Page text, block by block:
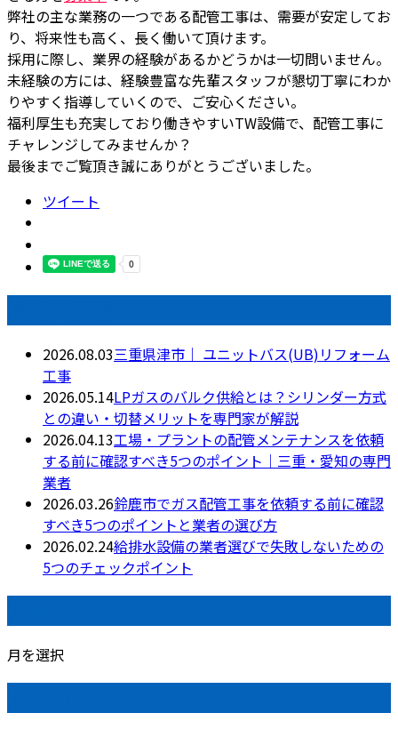
弊社の主な業務の一つである配管工事は、需要が安定してお
り、将来性も高く、長く働いて頂けます。
採用に際し、業界の経験があるかどうかは一切問いません。
未経験の方には、経験豊富な先輩スタッフが懇切丁寧にわか
りやすく指導していくので、ご安心ください。
福利厚生も充実しており働きやすいTW設備で、配管工事に
チャレンジしてみませんか？
最後までご覧頂き誠にありがとうございました。
ツイート
2026.08.03三重県津市｜ ユニットバス(UB)リフォーム
工事
2026.05.14LPガスのバルク供給とは？シリンダー方式
との違い・切替メリットを専門家が解説
2026.04.13工場・プラントの配管メンテナンスを依頼
する前に確認すべき5つのポイント｜三重・愛知の専門
業者
2026.03.26鈴鹿市でガス配管工事を依頼する前に確認
すべき5つのポイントと業者の選び方
2026.02.24給排水設備の業者選びで失敗しないための
5つのチェックポイント
月を選択